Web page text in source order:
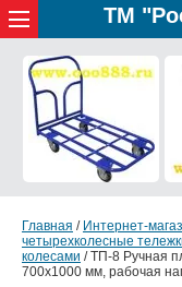
ТМ
Главная / Интернет-
четырехколесные
колесами /ТП-8 Ручная
700x1000 мм, рабочая